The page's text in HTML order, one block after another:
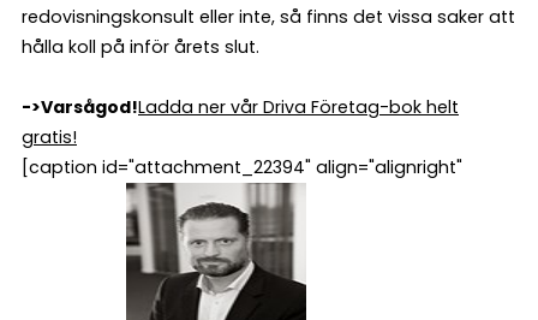
redovisningskonsult eller inte, så finns det vissa saker att
hålla koll på inför årets slut.
->Varsågod!Ladda ner vår Driva Företag-bok helt
gratis!
[caption id="attachment_22394" align="alignright"